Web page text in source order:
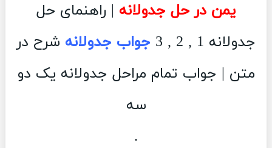
یمن در حل جدولانه | راهنمای حل
جدولانه 1 , 2 , 3
جواب جدولانه شرح در
متن | جواب تمام مراحل جدولانه یک دو
سه
.